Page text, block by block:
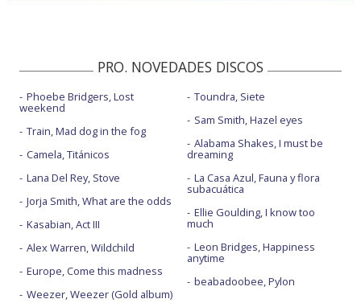
PRO. NOVEDADES DISCOS
Phoebe Bridgers, Lost
weekend
Train, Mad dog in the fog
Camela, Titánicos
Lana Del Rey, Stove
Jorja Smith, What are the odds
Kasabian, Act III
Alex Warren, Wildchild
Europe, Come this madness
Weezer, Weezer (Gold album)
Toundra, Siete
Sam Smith, Hazel eyes
Alabama Shakes, I must be
dreaming
La Casa Azul, Fauna y flora
subacuática
Ellie Goulding, I know too
much
Leon Bridges, Happiness
anytime
beabadoobee, Pylon